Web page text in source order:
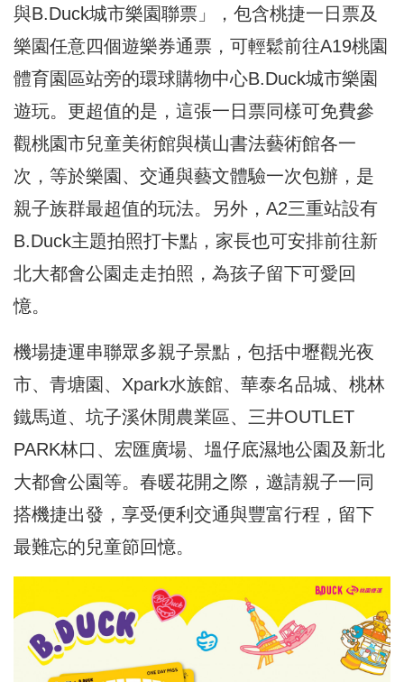
與B.Duck城市樂園聯票」，包含桃捷一日票及
樂園任意四個遊樂券通票，可輕鬆前往A19桃園
體育園區站旁的環球購物中心B.Duck城市樂園
遊玩。更超值的是，這張一日票同樣可免費參
觀桃園市兒童美術館與橫山書法藝術館各一
次，等於樂園、交通與藝文體驗一次包辦，是
親子族群最超值的玩法。另外，A2三重站設有
B.Duck主題拍照打卡點，家長也可安排前往新
北大都會公園走走拍照，為孩子留下可愛回
憶。
機場捷運串聯眾多親子景點，包括中壢觀光夜
市、青塘園、Xpark水族館、華泰名品城、桃林
鐵馬道、坑子溪休閒農業區、三井OUTLET
PARK林口、宏匯廣場、塭仔底濕地公園及新北
大都會公園等。春暖花開之際，邀請親子一同
搭機捷出發，享受便利交通與豐富行程，留下
最難忘的兒童節回憶。